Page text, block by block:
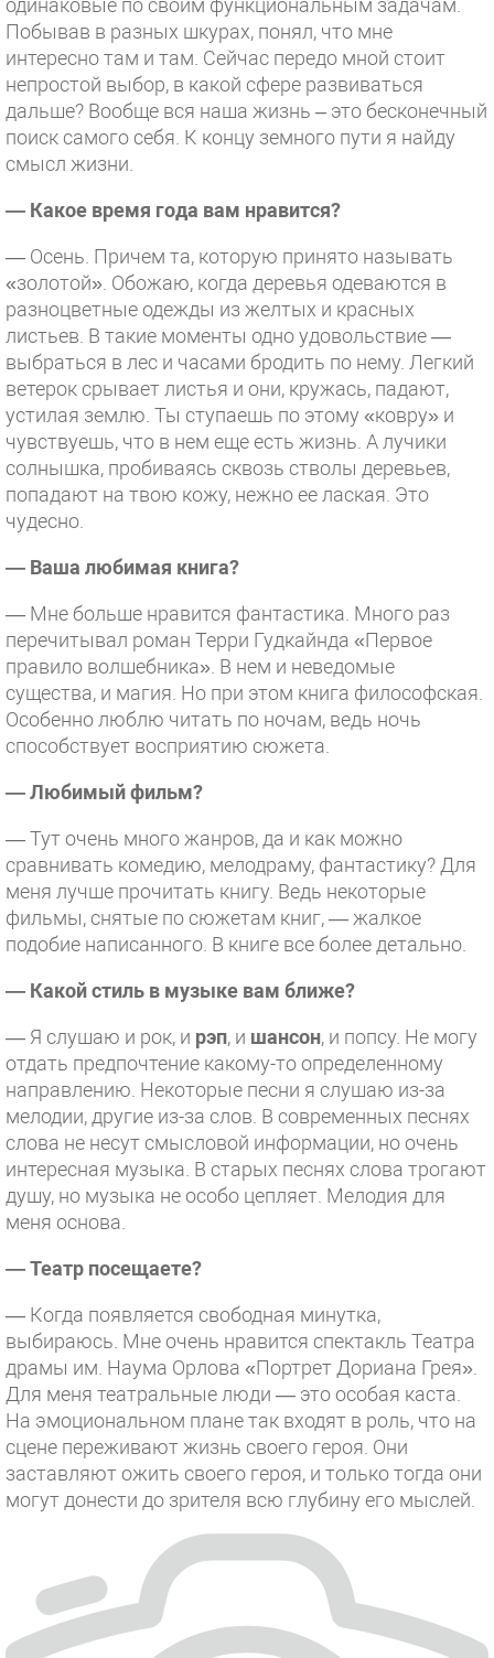
одинаковые по своим функциональным задачам.
Побывав в разных шкурах, понял, что мне
интересно там и там. Сейчас передо мной стоит
непростой выбор, в какой сфере развиваться
дальше? Вообще вся наша жизнь – это бесконечный
поиск самого себя. К концу земного пути я найду
смысл жизни.
— Какое время года вам нравится?
— Осень. Причем та, которую принято называть
«золотой». Обожаю, когда деревья одеваются в
разноцветные одежды из желтых и красных
листьев. В такие моменты одно удовольствие —
выбраться в лес и часами бродить по нему. Легкий
ветерок срывает листья и они, кружась, падают,
устилая землю. Ты ступаешь по этому «ковру» и
чувствуешь, что в нем еще есть жизнь. А лучики
солнышка, пробиваясь сквозь стволы деревьев,
попадают на твою кожу, нежно ее лаская. Это
чудесно.
— Ваша любимая книга?
— Мне больше нравится фантастика. Много раз
перечитывал роман Терри Гудкайнда «Первое
правило волшебника». В нем и неведомые
существа, и магия. Но при этом книга философская.
Особенно люблю читать по ночам, ведь ночь
способствует восприятию сюжета.
— Любимый фильм?
— Тут очень много жанров, да и как можно
сравнивать комедию, мелодраму, фантастику? Для
меня лучше прочитать книгу. Ведь некоторые
фильмы, снятые по сюжетам книг, — жалкое
подобие написанного. В книге все более детально.
— Какой стиль в музыке вам ближе?
— Я слушаю и рок, и рэп, и шансон, и попсу. Не могу
отдать предпочтение какому-то определенному
направлению. Некоторые песни я слушаю из-за
мелодии, другие из-за слов. В современных песнях
слова не несут смысловой информации, но очень
интересная музыка. В старых песнях слова трогают
душу, но музыка не особо цепляет. Мелодия для
меня основа.
— Театр посещаете?
— Когда появляется свободная минутка,
выбираюсь. Мне очень нравится спектакль Театра
драмы им. Наума Орлова «Портрет Дориана Грея».
Для меня театральные люди — это особая каста.
На эмоциональном плане так входят в роль, что на
сцене переживают жизнь своего героя. Они
заставляют ожить своего героя, и только тогда они
могут донести до зрителя всю глубину его мыслей.